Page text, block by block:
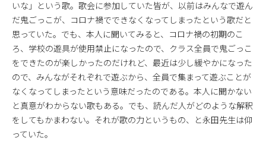
いな」という歌。歌会に参加していた皆が、以前はみんなで遊ん
だ鬼ごっこが、コロナ禍でできなくなってしまったという歌だと
思っていた。でも、本人に聞いてみると、コロナ禍の初期のこ
ろ、学校の遊具が使用禁止になったので、クラス全員で鬼ごっこ
をできたのが楽しかったのだけれど、最近は少し緩やかになった
ので、みんながそれぞれで遊ぶから、全員で集まって遊ぶことが
なくなってしまったという意味だったのである。本人に聞かない
と真意がわからない歌もある。でも、読んだ人がどのような解釈
をしてもかまわない。それが歌の力というもの、と永田先生は仰
っていた。